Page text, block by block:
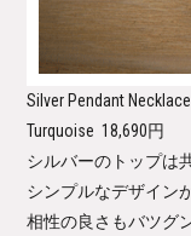
Silver Pendant Necklace
Turquoise 18,690円
シルバーのトップは
シンプルなデザイン
相性の良さもバツグ